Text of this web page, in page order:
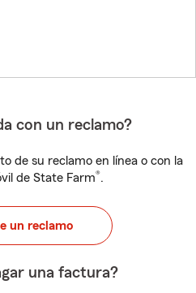
con un reclamo?
de su reclamo en línea o con la
de State Farm®.
un reclamo
una factura?